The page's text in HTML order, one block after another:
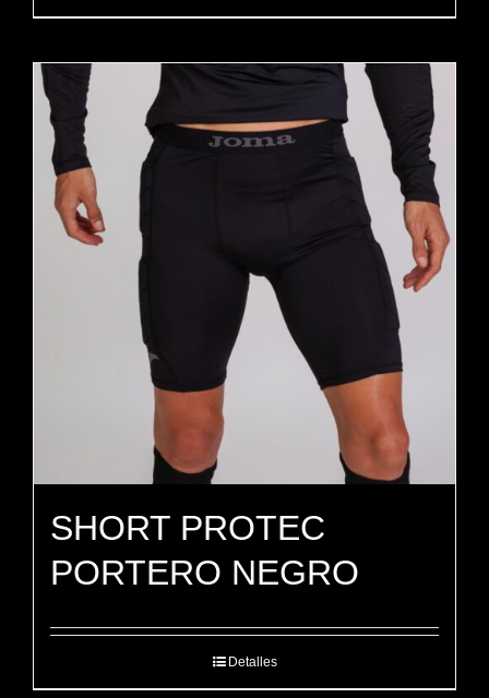
SHORT PROTEC
PORTERO NEGRO
Detalles